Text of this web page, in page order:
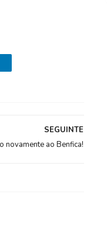
SEGUINTE
novamente ao Benfica!